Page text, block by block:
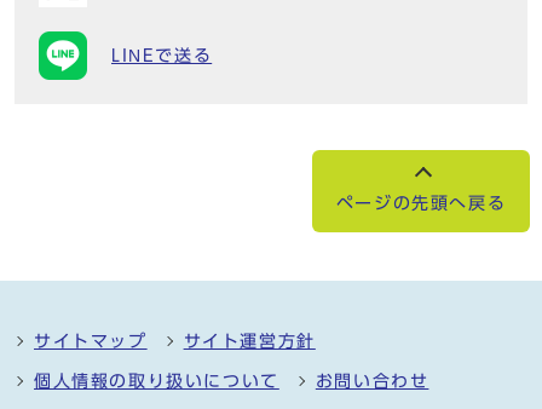
LINEで送る
ページの先頭へ戻る
サイトマップ サイト運営方針
個人情報の取り扱いについて お問い合わせ